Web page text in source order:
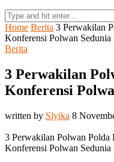
Home Berita 3 Perwakilan
Konferensi Polwan Sedunia
Berita
3 Perwakilan
Konferensi
written by Slyika 8
3 Perwakilan Polwan Polda
Konferensi Polwan